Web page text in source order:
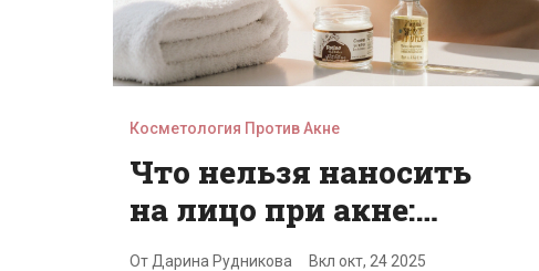
Косметология Против Акне
Что нельзя наносить
на лицо при акне:
список запрещённых
От Дарина Рудникова Вкл окт, 24 2025